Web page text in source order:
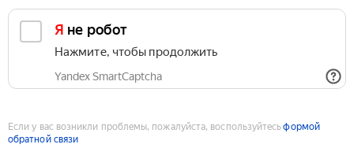
Я не робот
Нажмите, чтобы продолжить
Yandex SmartCaptcha
Если у вас возникли проблемы, пожалуйста, воспользуйтесьформой
обратной связи